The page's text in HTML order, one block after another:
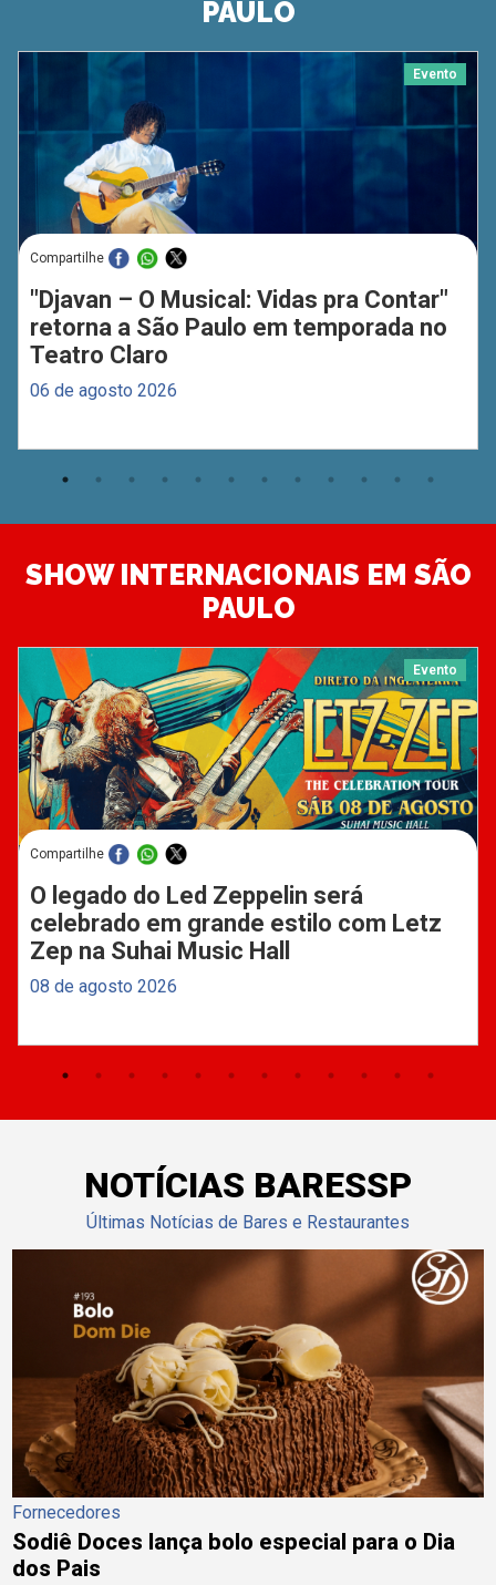
PAULO
Evento
Compartilhe
"Djavan – O Musical: Vidas pra Contar"
retorna a São Paulo em temporada no
Teatro Claro
06 de agosto 2026
SHOW INTERNACIONAIS EM SÃO
PAULO
Evento
Compartilhe
O legado do Led Zeppelin será
celebrado em grande estilo com Letz
Zep na Suhai Music Hall
08 de agosto 2026
NOTÍCIAS BARESSP
Últimas Notícias de Bares e Restaurantes
Fornecedores
Sodiê Doces lança bolo especial para o Dia
dos Pais